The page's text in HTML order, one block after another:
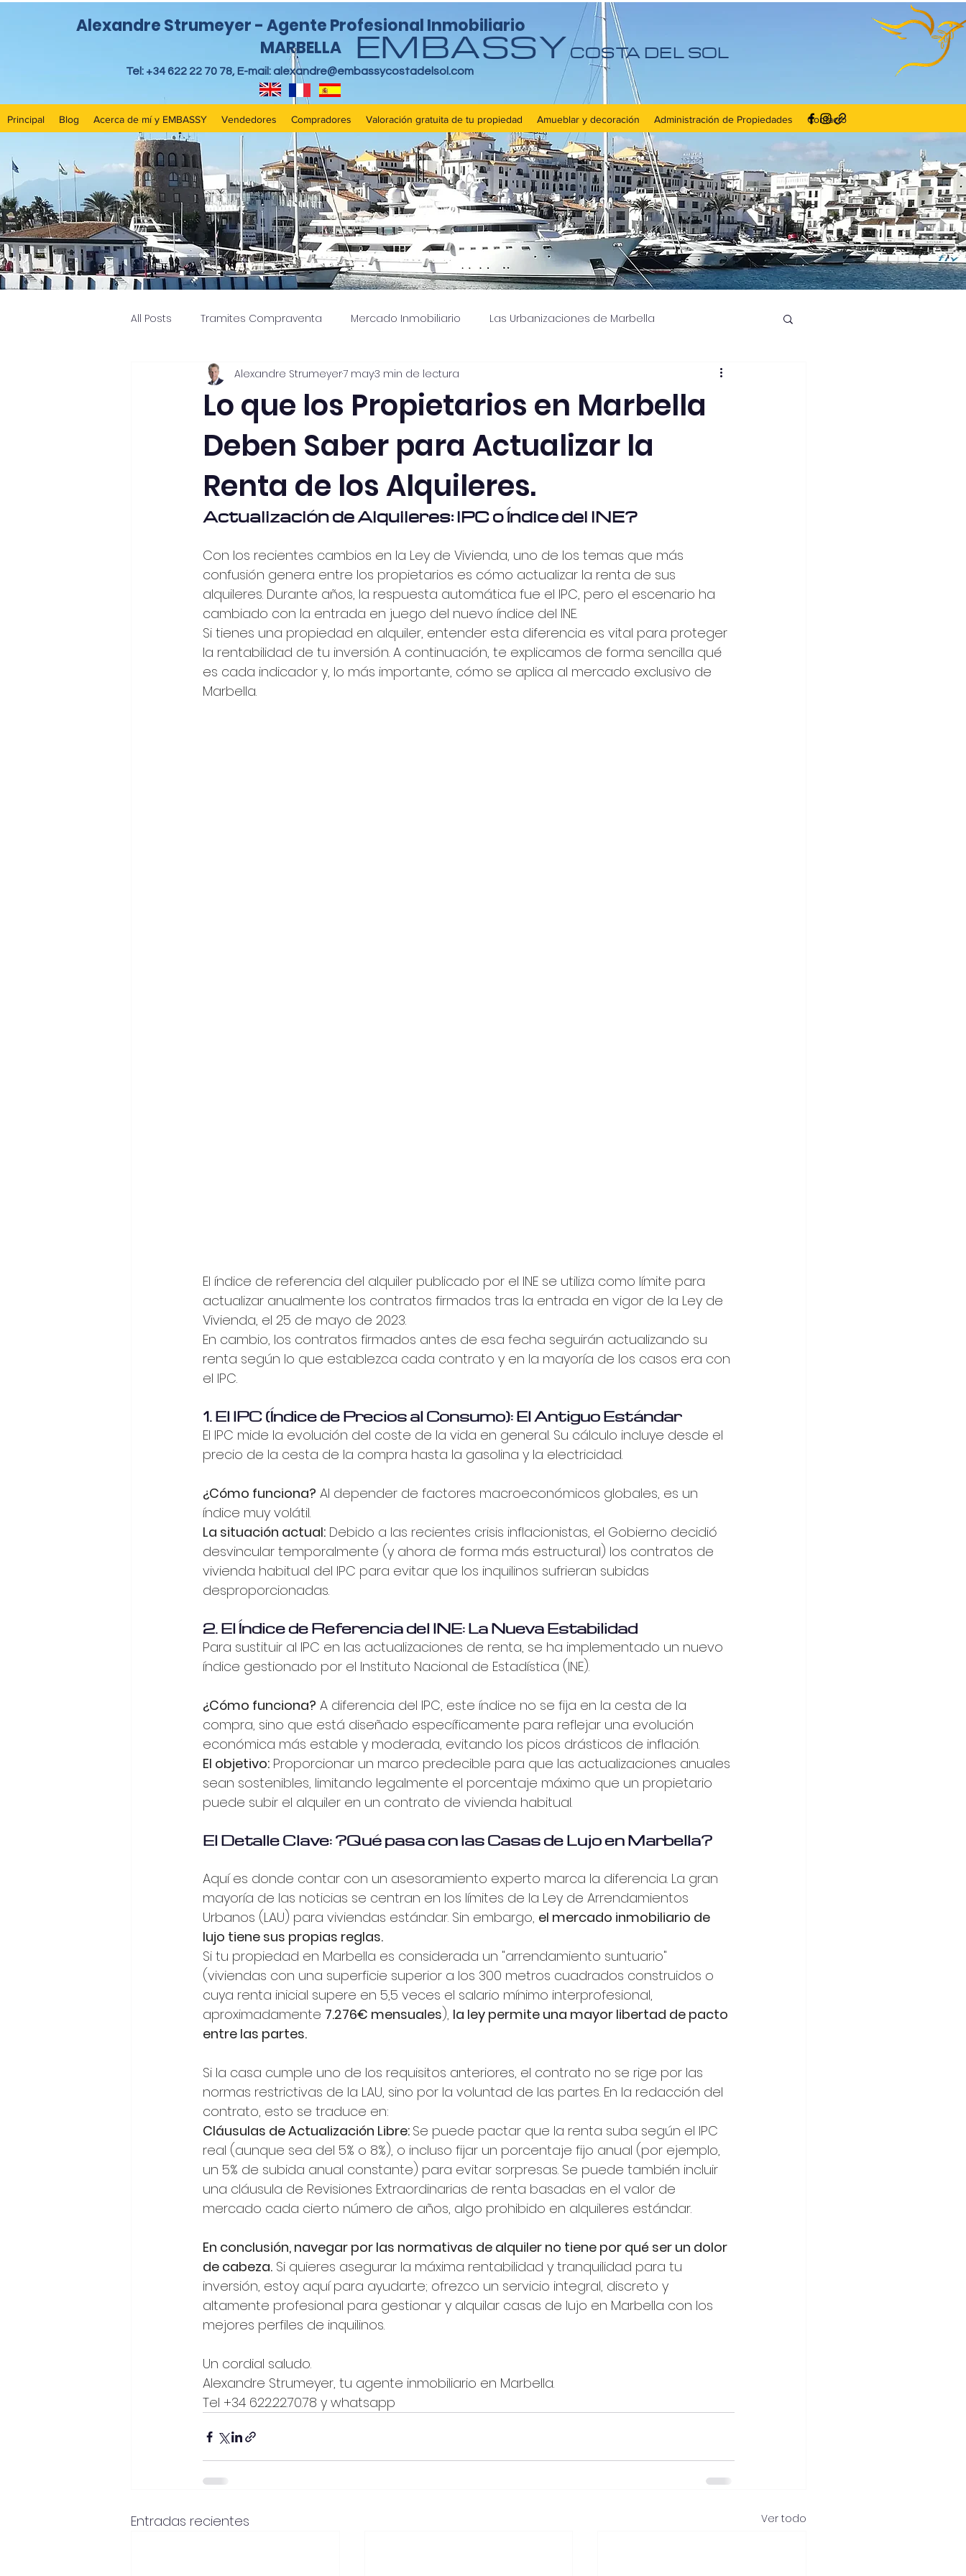
Alexandre Strumeyer - Agente Profesional Inmobiliario
MARBELLA
Tel: +34 622 22 70 78, E-mail:alexandre@embassycostadelsol.com
EMBASSYCOSTA DEL SOL
Principal Blog Acerca de mí y EMBASSY Vendedores Compradores Valoración gratuita de tu propiedad Amueblar y decoración Administración de Propiedades Contacto
All Posts Tramites Compraventa Mercado Inmobiliario Las Urbanizaciones de Marbella
Sitios recomendados Valoración gratuita Propiedades seleccionadas
Lo que los Propietarios en Marbella
Deben Saber para Actualizar la
Renta de los Alquileres.
Alexandre Strumeyer7 may3 min de lectura
Actualización de Alquileres: IPC o Índice del INE?
Con los recientes cambios en la Ley de Vivienda, uno de los temas que más
confusión genera entre los propietarios es cómo actualizar la renta de sus
alquileres. Durante años, la respuesta automática fue el IPC, pero el escenario ha
cambiado con la entrada en juego del nuevo índice del INE.
Si tienes una propiedad en alquiler, entender esta diferencia es vital para proteger
la rentabilidad de tu inversión. A continuación, te explicamos de forma sencilla qué
es cada indicador y, lo más importante, cómo se aplica al mercado exclusivo de
Marbella.
El índice de referencia del alquiler publicado por el INE se utiliza como límite para
actualizar anualmente los contratos firmados tras la entrada en vigor de la Ley de
Vivienda, el 25 de mayo de 2023.
En cambio, los contratos firmados antes de esa fecha seguirán actualizando su
renta según lo que establezca cada contrato y en la mayoría de los casos era con
el IPC.
1. El IPC (Índice de Precios al Consumo): El Antiguo Estándar
El IPC mide la evolución del coste de la vida en general. Su cálculo incluye desde el
precio de la cesta de la compra hasta la gasolina y la electricidad.
¿Cómo funciona? Al depender de factores macroeconómicos globales, es un
índice muy volátil.
La situación actual: Debido a las recientes crisis inflacionistas, el Gobierno decidió
desvincular temporalmente (y ahora de forma más estructural) los contratos de
vivienda habitual del IPC para evitar que los inquilinos sufrieran subidas
desproporcionadas.
2. El Índice de Referencia del INE: La Nueva Estabilidad
Para sustituir al IPC en las actualizaciones de renta, se ha implementado un nuevo
índice gestionado por el Instituto Nacional de Estadística (INE).
¿Cómo funciona? A diferencia del IPC, este índice no se fija en la cesta de la
compra, sino que está diseñado específicamente para reflejar una evolución
económica más estable y moderada, evitando los picos drásticos de inflación.
El objetivo: Proporcionar un marco predecible para que las actualizaciones anuales
sean sostenibles, limitando legalmente el porcentaje máximo que un propietario
puede subir el alquiler en un contrato de vivienda habitual.
El Detalle Clave: ¿Qué pasa con las Casas de Lujo en Marbella?
Aquí es donde contar con un asesoramiento experto marca la diferencia. La gran
mayoría de las noticias se centran en los límites de la Ley de Arrendamientos
Urbanos (LAU) para viviendas estándar. Sin embargo, el mercado inmobiliario de
lujo tiene sus propias reglas.
Si tu propiedad en Marbella es considerada un "arrendamiento suntuario"
(viviendas con una superficie superior a los 300 metros cuadrados construidos o
cuya renta inicial supere en 5,5 veces el salario mínimo interprofesional,
aproximadamente 7.276€ mensuales), la ley permite una mayor libertad de pacto
entre las partes.
Si la casa cumple uno de los requisitos anteriores, el contrato no se rige por las
normas restrictivas de la LAU, sino por la voluntad de las partes. En la redacción del
contrato, esto se traduce en:
Cláusulas de Actualización Libre: Se puede pactar que la renta suba según el IPC
real (aunque sea del 5% o 8%), o incluso fijar un porcentaje fijo anual (por ejemplo,
un 5% de subida anual constante) para evitar sorpresas. Se puede también incluir
una cláusula de Revisiones Extraordinarias de renta basadas en el valor de
mercado cada cierto número de años, algo prohibido en alquileres estándar.
En conclusión, navegar por las normativas de alquiler no tiene por qué ser un dolor
de cabeza. Si quieres asegurar la máxima rentabilidad y tranquilidad para tu
inversión, estoy aquí para ayudarte; ofrezco un servicio integral, discreto y
altamente profesional para gestionar y alquilar casas de lujo en Marbella con los
mejores perfiles de inquilinos.
Un cordial saludo.
Alexandre Strumeyer, tu agente inmobiliario en Marbella.
Tel +34 622.22.70.78 y whatsapp
Entradas recientes Ver todo